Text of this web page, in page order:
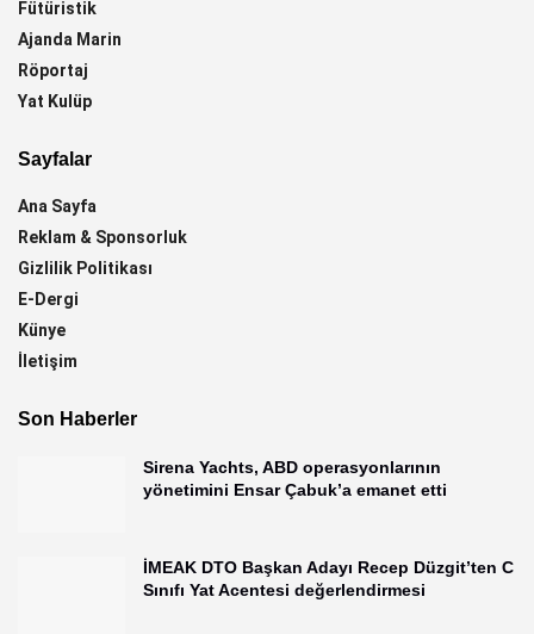
Fütüristik
Ajanda Marin
Röportaj
Yat Kulüp
Sayfalar
Ana Sayfa
Reklam & Sponsorluk
Gizlilik Politikası
E-Dergi
Künye
İletişim
Son Haberler
Sirena Yachts, ABD operasyonlarının
yönetimini Ensar Çabuk’a emanet etti
İMEAK DTO Başkan Adayı Recep Düzgit’ten C
Sınıfı Yat Acentesi değerlendirmesi